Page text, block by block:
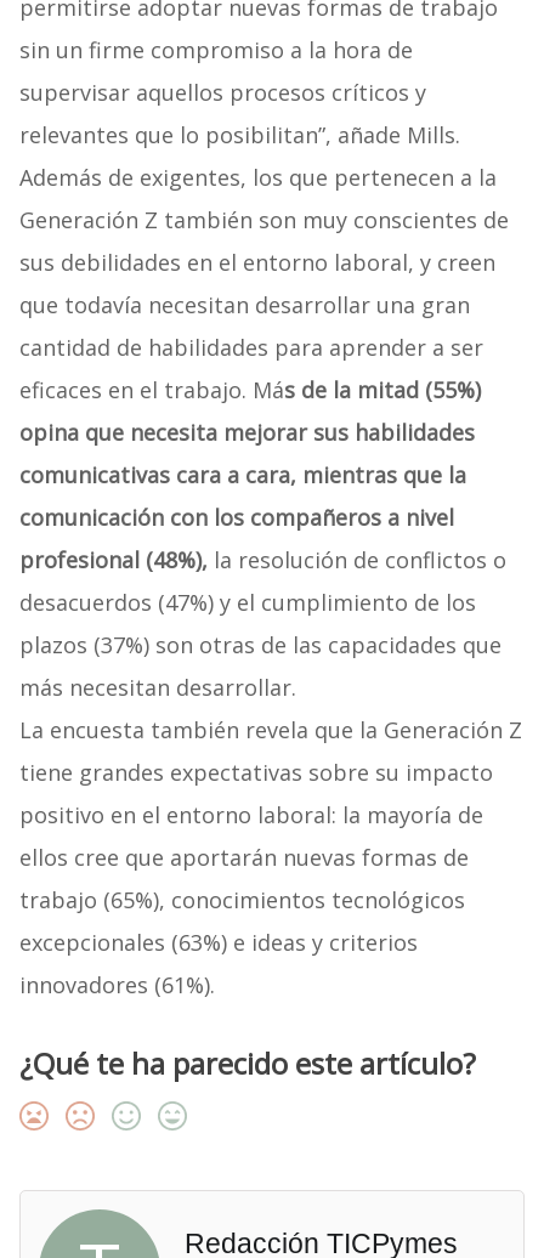
permitirse adoptar nuevas formas de trabajo
sin un firme compromiso a la hora de
supervisar aquellos procesos críticos y
relevantes que lo posibilitan”, añade Mills.
Además de exigentes, los que pertenecen a la
Generación Z también son muy conscientes de
sus debilidades en el entorno laboral, y creen
que todavía necesitan desarrollar una gran
cantidad de habilidades para aprender a ser
eficaces en el trabajo. Más de la mitad (55%)
opina que necesita mejorar sus habilidades
comunicativas cara a cara, mientras que la
comunicación con los compañeros a nivel
profesional (48%), la resolución de conflictos o
desacuerdos (47%) y el cumplimiento de los
plazos (37%) son otras de las capacidades que
más necesitan desarrollar.
La encuesta también revela que la Generación Z
tiene grandes expectativas sobre su impacto
positivo en el entorno laboral: la mayoría de
ellos cree que aportarán nuevas formas de
trabajo (65%), conocimientos tecnológicos
excepcionales (63%) e ideas y criterios
innovadores (61%).
¿Qué te ha parecido este artículo?
Redacción TICPymes